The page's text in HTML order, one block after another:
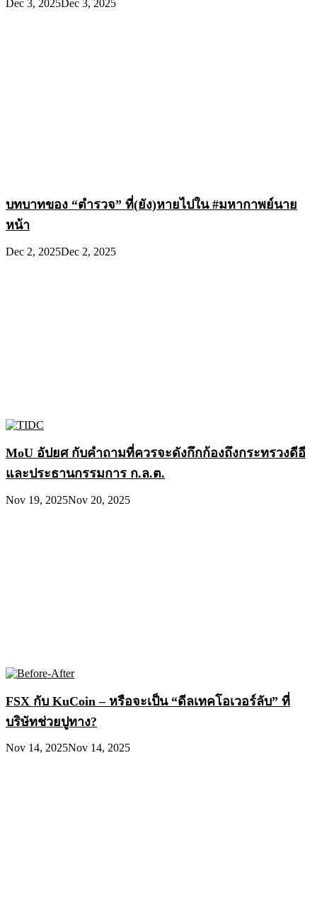
Dec 3, 2025Dec 3, 2025
บทบาทของ “ตำรวจ” ที่(ยัง)หายไปใน #มหากาพย์นาย
หน้า
Dec 2, 2025Dec 2, 2025
MoU อัปยศ กับคำถามที่ควรจะดังกึกก้องถึงกระทรวงดีอี
และประธานกรรมการ ก.ล.ต.
Nov 19, 2025Nov 20, 2025
FSX กับ KuCoin – หรือจะเป็น “ดีลเทคโอเวอร์ลับ” ที่
บริษัทช่วยปูทาง?
Nov 14, 2025Nov 14, 2025